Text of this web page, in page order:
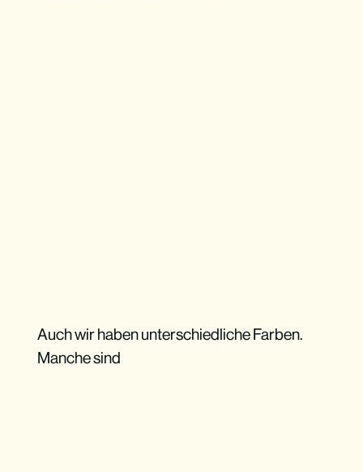
Auch wir haben unterschiedliche Farben.
Manche sind